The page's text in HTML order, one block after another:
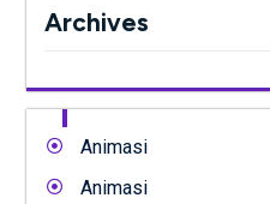
Archives
Animasi
Animasi